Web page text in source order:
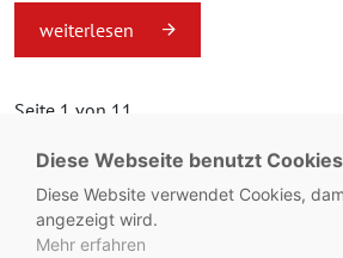
weiterlesen
Seite 1 von 11.
Diese Webseite benutzt Cookies
Diese Website verwendet Cookies,
angezeigt wird.
Mehr erfahren